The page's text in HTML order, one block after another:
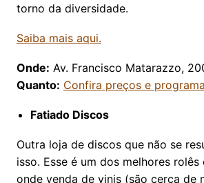
torno da diversidade.
Saiba mais aqui.
Onde: Av. Francisco Matarazzo,
Quanto: Confira preços e
Fatiado Discos
Outra loja de discos que não se
isso. Esse é um dos melhores rolês
onde venda de vinis (são cerca de